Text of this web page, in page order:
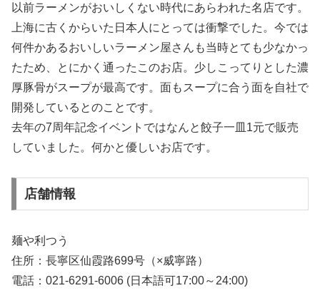
以前ラーメンがおいしくない時代にあらわれた名店です。
上海に古くからいた日本人にとっては衝撃でした。今では
何件かあるおいしいラーメン屋さんも当時とても少なかっ
たため、とにかく通ったこのお店。少しこってりとした濃
厚豚骨がスープが最高です。面もスープに合う面を自社で
開発しているとのことです。
去年の7周年記念イベントではなんと餃子一皿1元で販売
していました。何かと優しいお店です。
店舗情報
麺や利つう
住所：長寧区仙霞路699号（×威寧路）
電話：021-6291-6006 (日本語可17:00～24:00)